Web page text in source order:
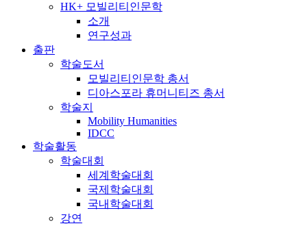
HK+ 모빌리티인문학
소개
연구성과
출판
학술도서
모빌리티인문학 총서
디아스포라 휴머니티즈 총서
학술지
Mobility Humanities
IDCC
학술활동
학술대회
세계학술대회
국제학술대회
국내학술대회
강연